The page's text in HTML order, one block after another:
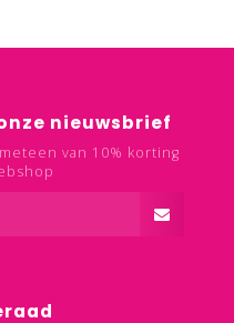
nieuwsbrief
van 10% korting